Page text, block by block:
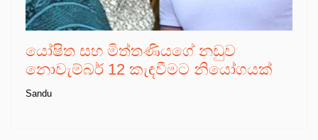
යෝෂිත සහ මිත්තණියගේ නඩුව
නොවැම්බර් 12 කැඳවීමට නියෝගයක්
Sandu